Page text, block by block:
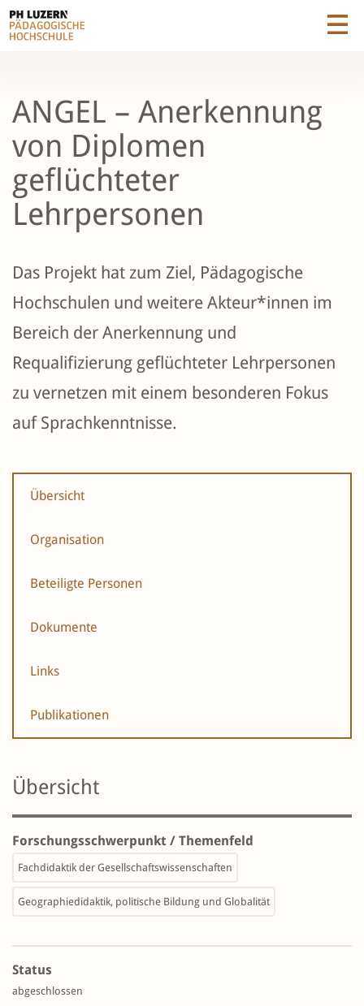
ANGEL – Anerkennung
von Diplomen
geflüchteter
Lehrpersonen
Das Projekt hat zum Ziel, Pädagogische
Hochschulen und weitere Akteur*innen im
Bereich der Anerkennung und
Requalifizierung geflüchteter Lehrpersonen
zu vernetzen mit einem besonderen Fokus
auf Sprachkenntnisse.
Übersicht
Organisation
Beteiligte Personen
Dokumente
Links
Publikationen
Übersicht
Forschungsschwerpunkt / Themenfeld
Fachdidaktik der Gesellschaftswissenschaften
Geographiedidaktik, politische Bildung und Globalität
Status
abgeschlossen